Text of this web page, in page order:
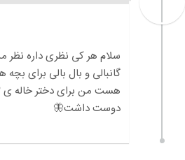
سلام هر کی نظری داره